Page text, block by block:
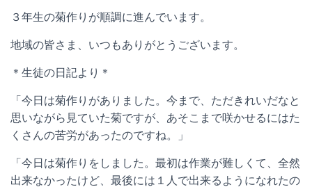
３年生の菊作りが順調に進んでいます。
地域の皆さま、いつもありがとうございます。
＊生徒の日記より＊
「今日は菊作りがありました。今まで、ただきれいだなと
思いながら見ていた菊ですが、あそこまで咲かせるにはた
くさんの苦労があったのですね。」
「今日は菊作りをしました。最初は作業が難しくて、全然
出来なかったけど、最後には１人で出来るようになれたの